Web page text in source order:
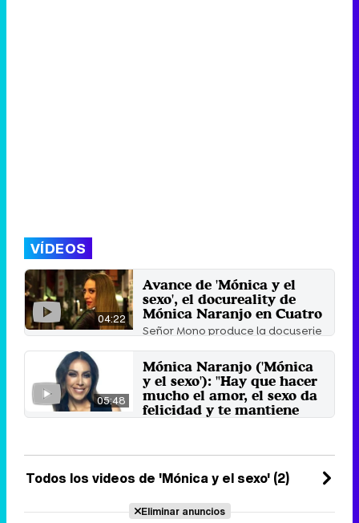
VÍDEOS
04:22
Avance de 'Mónica y el
sexo', el docureality de
Mónica Naranjo en Cuatro
Señor Mono produce la docuserie
nueva vida tras su ...
20 de septiembre 2019
05:48
Mónica Naranjo ('Mónica
y el sexo'): "Hay que hacer
mucho el amor, el sexo da
felicidad y te mantiene
joven"
mostrado su faceta más íntima y
20 de septiembre 2019
Todos los videos de 'Mónica y el sexo' (2)
Eliminar anuncios